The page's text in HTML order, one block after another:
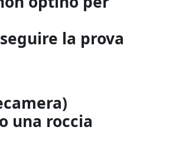
la prova
una roccia